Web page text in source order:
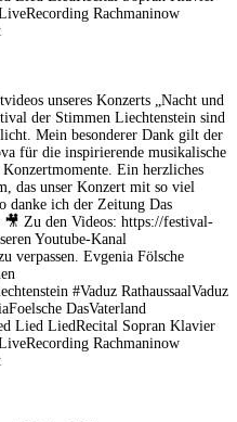
unseres Konzerts „Nacht und
der Stimmen Liechtenstein sind
Mein besonderer Dank gilt der
für die inspirierende musikalische
Ein herzliches
das unser Konzert mit so viel
danke ich der Zeitung Das
Zu den Videos: https://festival-
Youtube-Kanal
verpassen. Evgenia Fölsche
#Vaduz RathaussaalVaduz
DasVaterland
Lied LiedRecital Sopran Klavier
Rachmaninow